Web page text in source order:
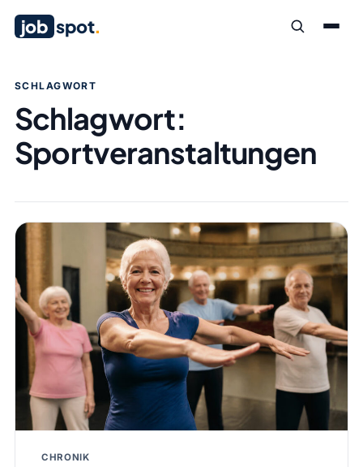
job spot.
SCHLAGWORT
Schlagwort:
Sportveranstaltungen
CHRONIK